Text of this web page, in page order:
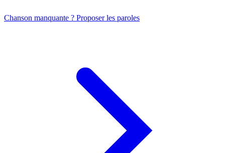
Chanson manquante ? Proposer les paroles